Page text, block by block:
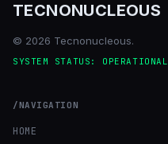
TECNONUCLEOUS
© 2026 Tecnonucleous.
SYSTEM STATUS: OPERATIONAL
/NAVIGATION
HOME